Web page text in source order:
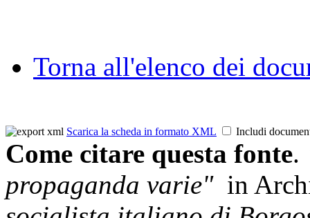
Torna all'elenco dei
Scarica la scheda in formato XML Includi
Come citare questa fonte.
propaganda varie"in